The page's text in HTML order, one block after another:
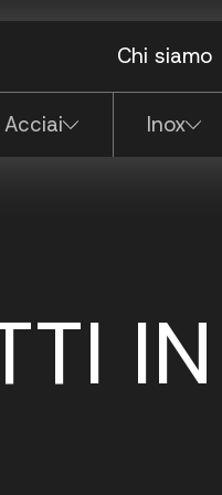
Chi siamo
Acciai Inox
Pannelli porta
terminale
IN